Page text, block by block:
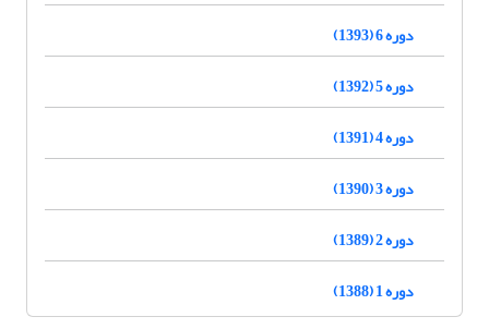
دوره 6 (1393)
دوره 5 (1392)
دوره 4 (1391)
دوره 3 (1390)
دوره 2 (1389)
دوره 1 (1388)